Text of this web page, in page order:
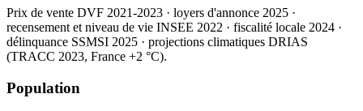
Prix de vente DVF 2021-2023 · loyers d'annonce 2025 ·
recensement et niveau de vie INSEE 2022 · fiscalité locale 2024 ·
délinquance SSMSI 2025 · projections climatiques DRIAS
(TRACC 2023, France +2 °C).
Population